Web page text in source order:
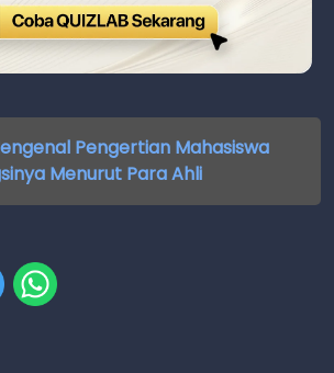
Pengertian Mahasiswa
Menurut Para Ahli